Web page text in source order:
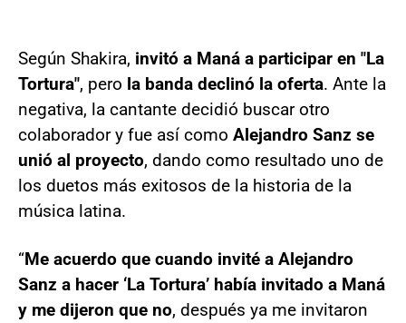
Según Shakira, invitó a Maná a participar en "La
Tortura", pero la banda declinó la oferta. Ante la
negativa, la cantante decidió buscar otro
colaborador y fue así como Alejandro Sanz se
unió al proyecto, dando como resultado uno de
los duetos más exitosos de la historia de la
música latina.
“Me acuerdo que cuando invité a Alejandro
Sanz a hacer ‘La Tortura’ había invitado a Maná
y me dijeron que no, después ya me invitaron